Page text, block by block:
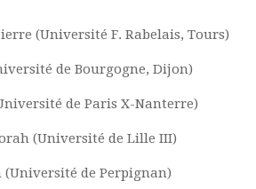
(Université F. Rabelais, Tours)
de Bourgogne, Dijon)
de Paris X-Nanterre)
(Université de Lille III)
(Université de Perpignan)